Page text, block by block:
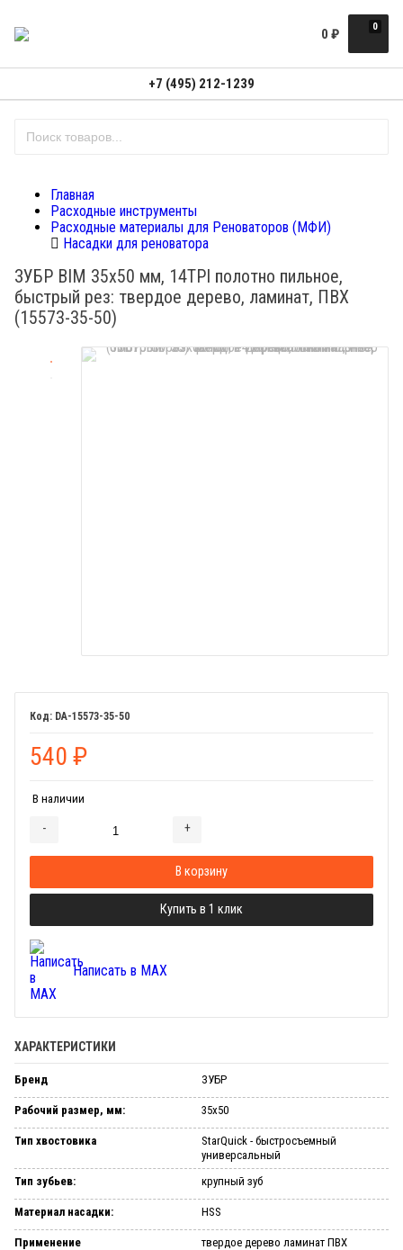
0
0 ₽
+7 (495) 212-1239
Главная
Расходные инструменты
Расходные материалы для Реноваторов (МФИ)
Насадки для реноватора
ЗУБР BIM 35x50 мм, 14TPI полотно пильное,
быстрый рез: твердое дерево, ламинат, ПВХ
(15573-35-50)
DA-15573-35-50
540 ₽
В наличии
- +
В корзину
Купить в 1 клик
Написать в MAX
ХАРАКТЕРИСТИКИ
Бренд ЗУБР
Рабочий размер, мм: 35x50
Тип хвостовика
StarQuick - быстросъемный
универсальный
Тип зубьев:
крупный зуб
Материал насадки: HSS
Применение твердое дерево ламинат ПВХ